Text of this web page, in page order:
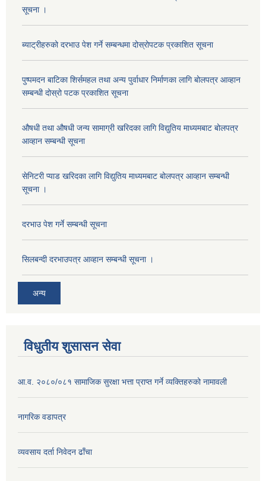
सूचना ।
ब्याट्रीहरुको दरभाउ पेश गर्ने सम्बन्धमा दोस्रोपटक प्रकाशित सूचना
पुष्पमदन बाटिका शिर्समहल तथा अन्य पुर्वाधार निर्माणका लागि बोलपत्र आव्हान
सम्बन्धी दोस्रो पटक प्रकाशित सूचना
औषधी तथा औषधी जन्य सामाग्री खरिदका लागि विद्युतिय माध्यमबाट बोलपत्र
आव्हान सम्बन्धी सूचना
सेनिटरी प्याड खरिदका लागि विद्युतिय माध्यमबाट बोलपत्र आव्हान सम्बन्धी
सूचना ।
दरभाउ पेश गर्ने सम्बन्धी सूचना
सिलबन्दी दरभाउपत्र आव्हान सम्बन्धी सूचना ।
अन्य
विधुतीय शुसासन सेवा
आ.व. २०८०/०८१ सामाजिक सुरक्षा भत्ता प्राप्त गर्ने व्यक्तिहरुको नामावली
नागरिक वडापत्र
व्यवसाय दर्ता निवेदन ढाँचा